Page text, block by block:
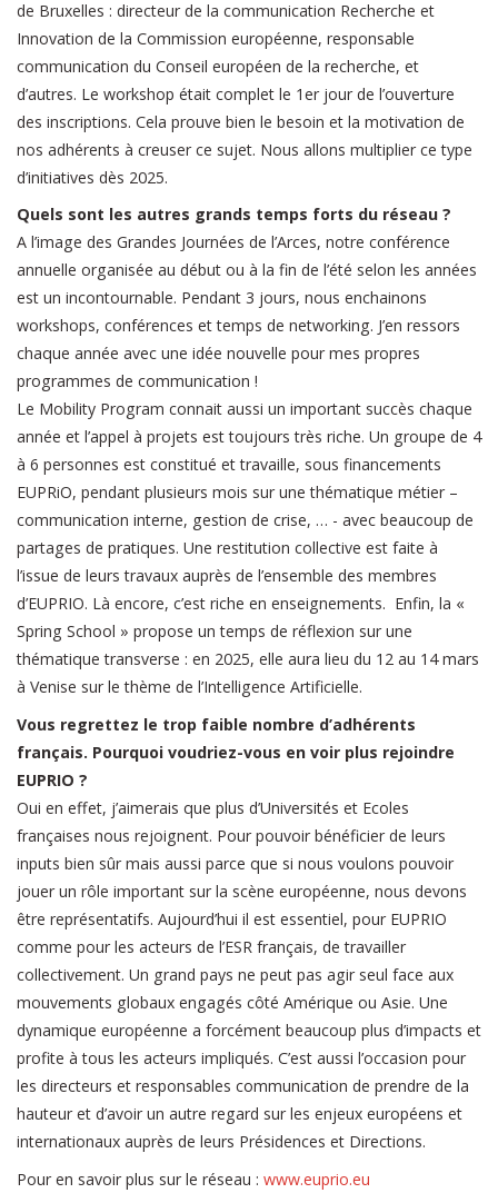
de Bruxelles : directeur de la communication Recherche et
Innovation de la Commission européenne, responsable
communication du Conseil européen de la recherche, et
d’autres. Le workshop était complet le 1er jour de l’ouverture
des inscriptions. Cela prouve bien le besoin et la motivation de
nos adhérents à creuser ce sujet. Nous allons multiplier ce type
d’initiatives dès 2025.
Quels sont les autres grands temps forts du réseau ?
A l’image des Grandes Journées de l’Arces, notre conférence
annuelle organisée au début ou à la fin de l’été selon les années
est un incontournable. Pendant 3 jours, nous enchainons
workshops, conférences et temps de networking. J’en ressors
chaque année avec une idée nouvelle pour mes propres
programmes de communication !
Le Mobility Program connait aussi un important succès chaque
année et l’appel à projets est toujours très riche. Un groupe de 4
à 6 personnes est constitué et travaille, sous financements
EUPRiO, pendant plusieurs mois sur une thématique métier –
communication interne, gestion de crise, … - avec beaucoup de
partages de pratiques. Une restitution collective est faite à
l’issue de leurs travaux auprès de l’ensemble des membres
d’EUPRIO. Là encore, c’est riche en enseignements. Enfin, la «
Spring School » propose un temps de réflexion sur une
thématique transverse : en 2025, elle aura lieu du 12 au 14 mars
à Venise sur le thème de l’Intelligence Artificielle.
Vous regrettez le trop faible nombre d’adhérents
français. Pourquoi voudriez-vous en voir plus rejoindre
EUPRIO ?
Oui en effet, j’aimerais que plus d’Universités et Ecoles
françaises nous rejoignent. Pour pouvoir bénéficier de leurs
inputs bien sûr mais aussi parce que si nous voulons pouvoir
jouer un rôle important sur la scène européenne, nous devons
être représentatifs. Aujourd’hui il est essentiel, pour EUPRIO
comme pour les acteurs de l’ESR français, de travailler
collectivement. Un grand pays ne peut pas agir seul face aux
mouvements globaux engagés côté Amérique ou Asie. Une
dynamique européenne a forcément beaucoup plus d’impacts et
profite à tous les acteurs impliqués. C’est aussi l’occasion pour
les directeurs et responsables communication de prendre de la
hauteur et d’avoir un autre regard sur les enjeux européens et
internationaux auprès de leurs Présidences et Directions.
Pour en savoir plus sur le réseau : www.euprio.eu